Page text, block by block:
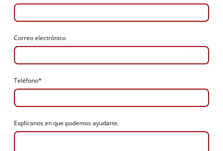
Correo electrónico
Teléfono*
Explícanos en que podemos ayudarte.